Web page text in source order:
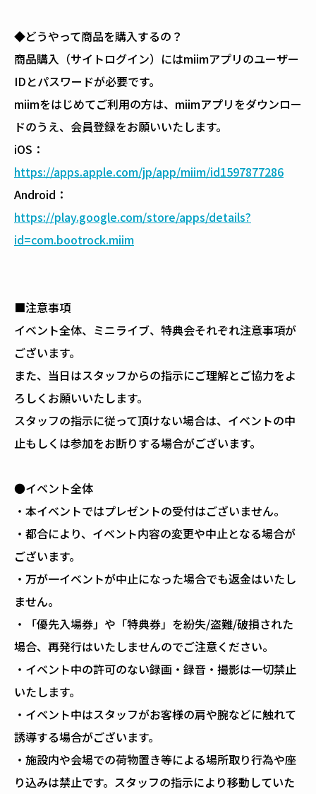
◆どうやって商品を購入するの？
商品購入（サイトログイン）にはmiimアプリのユーザー
IDとパスワードが必要です。
miimをはじめてご利用の方は、miimアプリをダウンロー
ドのうえ、会員登録をお願いいたします。
iOS：
https://apps.apple.com/jp/app/miim/id1597877286
Android：
https://play.google.com/store/apps/details?
id=com.bootrock.miim
■注意事項
イベント全体、ミニライブ、特典会それぞれ注意事項が
ございます。
また、当日はスタッフからの指示にご理解とご協力をよ
ろしくお願いいたします。
スタッフの指示に従って頂けない場合は、イベントの中
止もしくは参加をお断りする場合がございます。
●イベント全体
・本イベントではプレゼントの受付はございません。
・都合により、イベント内容の変更や中止となる場合が
ございます。
・万が一イベントが中止になった場合でも返金はいたし
ません。
・「優先入場券」や「特典券」を紛失/盗難/破損された
場合、再発行はいたしませんのでご注意ください。
・イベント中の許可のない録画・録音・撮影は一切禁止
いたします。
・イベント中はスタッフがお客様の肩や腕などに触れて
誘導する場合がございます。
・施設内や会場での荷物置き等による場所取り行為や座
り込みは禁止です。スタッフの指示により移動していた